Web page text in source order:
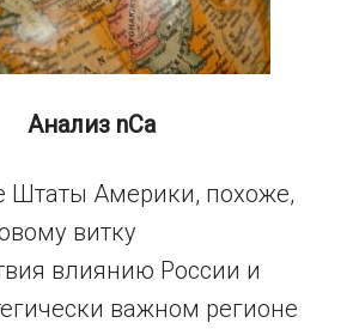
Анализ nCa
Штаты Америки, похоже,
витку
влиянию России и
важном регионе